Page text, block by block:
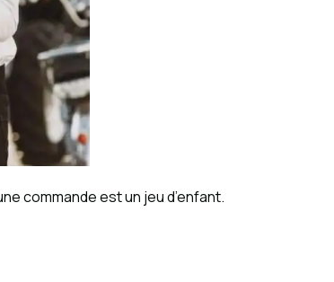
commande est un jeu d’enfant.